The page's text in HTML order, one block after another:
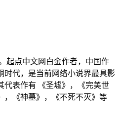
起点中文网白金作者，中国作
时代，是当前网络小说界最具影
代表作有 《圣墟》，《完美世
，《神墓》，《不死不灭》等